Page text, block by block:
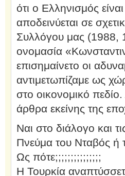
ότι ο Ελληνισμός
αποδεινύεται σε
Συλλόγου μας (1988,
ονομασία
επισημαίνετο οι
αντιμετωπίζαμε ως
στο οικονομικό
άρθρα εκείνης της
Ναι στο διάλογο και
Πνεύμα του Νταβός
Ως πότε;;;;;;;;;;;;;;;
Η Τουρκία